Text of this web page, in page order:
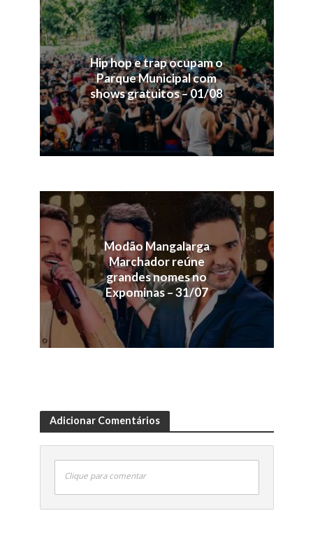
Hip hop e trap ocupam o
Parque Municipal com
shows gratuitos – 01/08
Modão Mangalarga
Marchador reúne
grandes nomes no
Expominas – 31/07
Adicionar Comentários
Clique para comentar